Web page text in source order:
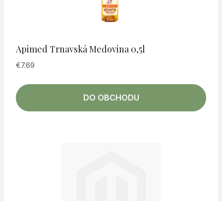
Apimed Trnavská Medovina 0,5l
€7.69
DO OBCHODU